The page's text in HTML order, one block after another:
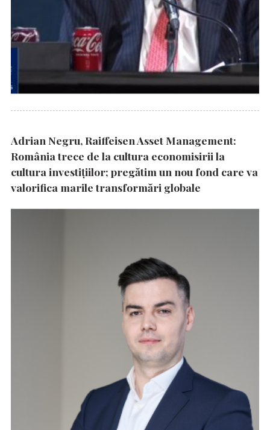
Adrian Negru, Raiffeisen Asset Management:
România trece de la cultura economisirii la
cultura investițiilor; pregătim un nou fond care va
valorifica marile transformări globale